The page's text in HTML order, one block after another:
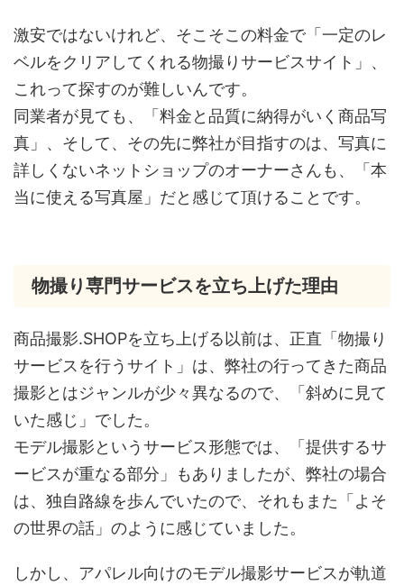
激安ではないけれど、そこそこの料金で「一定のレ
ベルをクリアしてくれる物撮りサービスサイト」、
これって探すのが難しいんです。
同業者が見ても、「料金と品質に納得がいく商品写
真」、そして、その先に弊社が目指すのは、写真に
詳しくないネットショップのオーナーさんも、「本
当に使える写真屋」だと感じて頂けることです。
物撮り専門サービスを立ち上げた理由
商品撮影.SHOPを立ち上げる以前は、正直「物撮り
サービスを行うサイト」は、弊社の行ってきた商品
撮影とはジャンルが少々異なるので、「斜めに見て
いた感じ」でした。
モデル撮影というサービス形態では、「提供するサ
ービスが重なる部分」もありましたが、弊社の場合
は、独自路線を歩んでいたので、それもまた「よそ
の世界の話」のように感じていました。
しかし、アパレル向けのモデル撮影サービスが軌道